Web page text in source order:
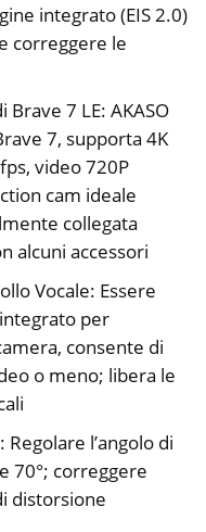
integrato (EIS 2.0)
correggere le
7 LE: AKASO
7, supporta 4K
video 720P
cam ideale
collegata
alcuni accessori
Vocale: Essere
per
consente di
o meno; libera le
l’angolo di
70°; correggere
distorsione